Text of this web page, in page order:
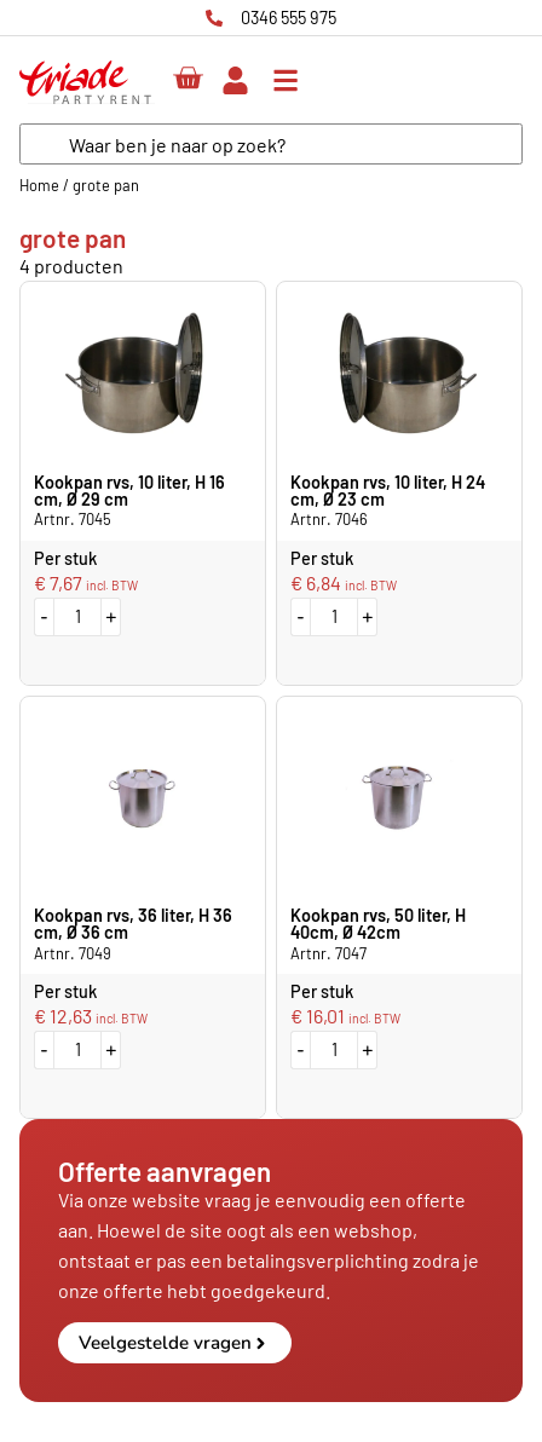
0346 555 975
Home / grote pan
Offerte aanvragen
Via onze website vraag je eenvoudig een offerte
aan. Hoewel de site oogt als een webshop,
ontstaat er pas een betalingsverplichting zodra je
onze offerte hebt goedgekeurd.
Veelgestelde vragen
grote pan
4 producten
Kookpan rvs, 10 liter, H 16
cm, Ø 29 cm
Artnr. 7045
Per stuk
€ 7,67 incl. BTW
- +
Kookpan rvs, 10 liter, H 24
cm, Ø 23 cm
Artnr. 7046
Per stuk
€ 6,84 incl. BTW
- +
Kookpan rvs, 36 liter, H 36
cm, Ø 36 cm
Artnr. 7049
Per stuk
€ 12,63 incl. BTW
- +
Kookpan rvs, 50 liter, H
40cm, Ø 42cm
Artnr. 7047
Per stuk
€ 16,01 incl. BTW
- +